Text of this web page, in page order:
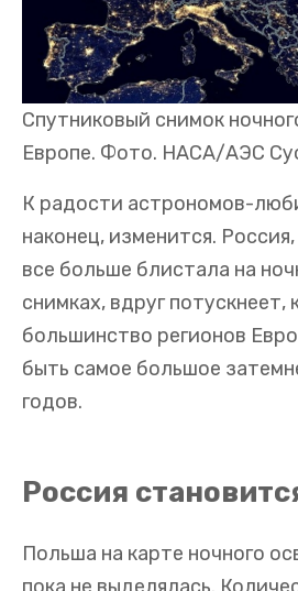
Спутниковый снимок
Европе. Фото. НАСА/АЭС
К радости астрономов-
наконец, изменится.
все больше блистала на
снимках, вдруг потускнеет,
большинство регионов
быть самое большое
годов.
Россия
Польша на карте ночного